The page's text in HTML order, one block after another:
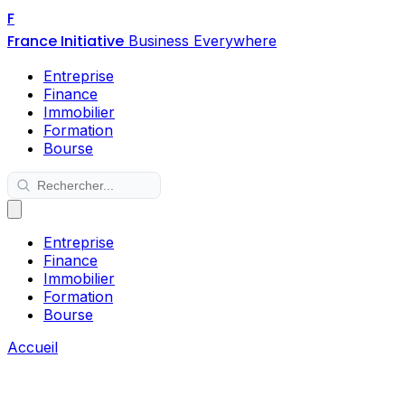
F
France Initiative Business Everywhere
Entreprise
Finance
Immobilier
Formation
Bourse
Entreprise
Finance
Immobilier
Formation
Bourse
Accueil